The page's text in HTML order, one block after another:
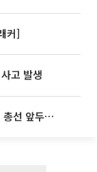
커]
고 발생
시간 끌기”